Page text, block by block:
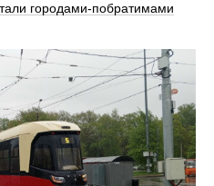
городами-побратимами